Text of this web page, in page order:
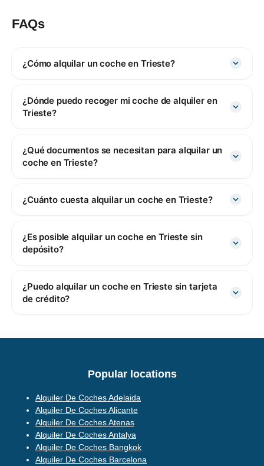
FAQs
¿Cómo alquilar un coche en Trieste?
¿Dónde puedo recoger mi coche de alquiler en
Trieste?
¿Qué documentos se necesitan para alquilar un
coche en Trieste?
¿Cuánto cuesta alquilar un coche en Trieste?
¿Es posible alquilar un coche en Trieste sin
depósito?
¿Puedo alquilar un coche en Trieste sin tarjeta
de crédito?
Popular locations
Alquiler De Coches Adelaida
Alquiler De Coches Alicante
Alquiler De Coches Atenas
Alquiler De Coches Antalya
Alquiler De Coches Bangkok
Alquiler De Coches Barcelona